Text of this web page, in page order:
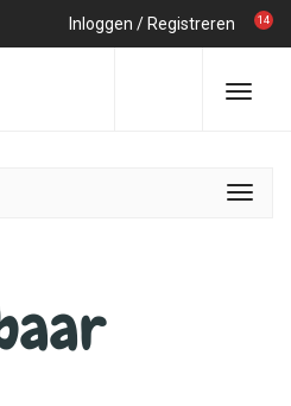
Inloggen / Registreren 14